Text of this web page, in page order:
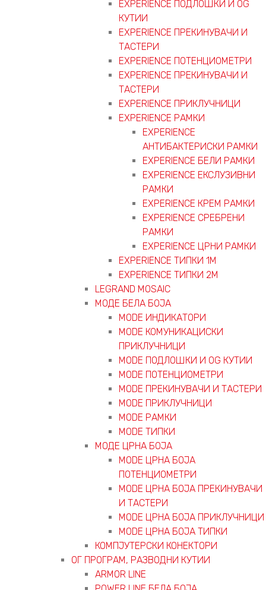
EXPERIENCE ПОДЛОШКИ И OG
КУТИИ
EXPERIENCE ПРЕКИНУВАЧИ И
ТАСТЕРИ
EXPERIENCE ПОТЕНЦИОМЕТРИ
EXPERIENCE ПРЕКИНУВАЧИ И
ТАСТЕРИ
EXPERIENCE ПРИКЛУЧНИЦИ
EXPERIENCE РАМКИ
EXPERIENCE
АНТИБАКТЕРИСКИ РАМКИ
EXPERIENCE БЕЛИ РАМКИ
EXPERIENCE ЕКСЛУЗИВНИ
РАМКИ
EXPERIENCE КРЕМ РАМКИ
EXPERIENCE СРЕБРЕНИ
РАМКИ
EXPERIENCE ЦРНИ РАМКИ
EXPERIENCE ТИПКИ 1M
EXPERIENCE ТИПКИ 2М
LEGRAND MOSAIC
МОДЕ БЕЛА БОЈА
MODE ИНДИКАТОРИ
MODE КОМУНИКАЦИСКИ
ПРИКЛУЧНИЦИ
MODE ПОДЛОШКИ И OG КУТИИ
MODE ПОТЕНЦИОМЕТРИ
MODE ПРEКИНУВАЧИ И ТАСТЕРИ
MODE ПРИКЛУЧНИЦИ
MODE РАМКИ
MODE ТИПКИ
МОДЕ ЦРНА БОЈА
MODE ЦРНА БОЈА
ПОТЕНЦИОМЕТРИ
MODE ЦРНА БОЈА ПРЕКИНУВАЧИ
И ТАСТЕРИ
MODE ЦРНА БОЈА ПРИКЛУЧНИЦИ
MODE ЦРНА БОЈА ТИПКИ
КОМПЈУТЕРСКИ КОНЕКТОРИ
ОГ ПРОГРАМ, РАЗВОДНИ КУТИИ
ARMOR LINE